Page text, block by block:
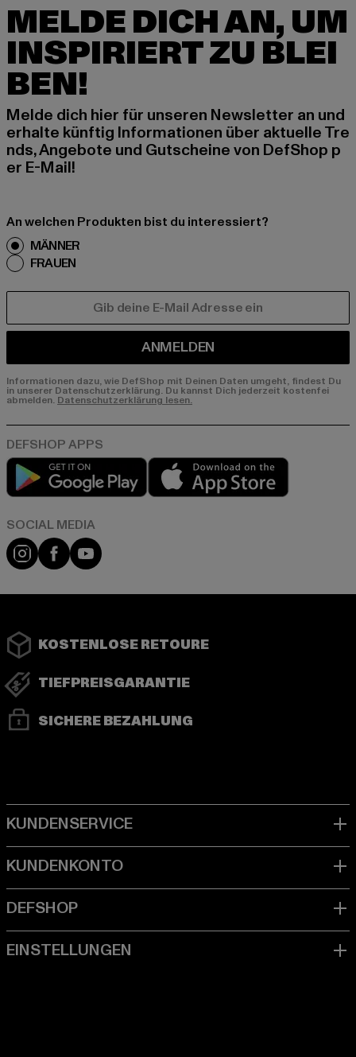
MELDE DICH AN, UM
INSPIRIERT ZU BLEI
BEN!
Melde dich hier für unseren Newsletter an und
erhalte künftig Informationen über aktuelle Tre
nds, Angebote und Gutscheine von DefShop p
er E-Mail!
An welchen Produkten bist du interessiert?
MÄNNER
FRAUEN
ANMELDEN
Informationen dazu, wie DefShop mit Deinen Daten umgeht, findest Du
in unserer Datenschutzerklärung. Du kannst Dich jederzeit kostenfei
abmelden. Datenschutzerklärung lesen.
Play market
Instagram
FacebookYouTube
KOSTENLOSE RETOURE
TIEFPREISGARANTIE
SICHERE BEZAHLUNG